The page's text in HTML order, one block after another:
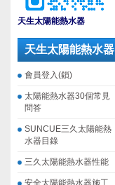
天生太陽能熱水器
天生太陽能熱水器
會員登入(鎖)
太陽能熱水器30個常見
問答
SUNCUE三久太陽能熱
水器目錄
三久太陽能熱水器性能
安全太陽能熱水器施工